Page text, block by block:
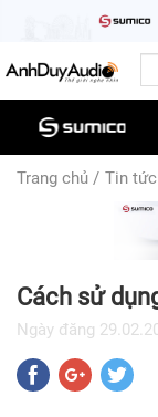
Trang chủ / Tin tức
Cách sử
Ngày đăng